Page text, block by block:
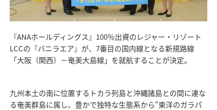
『ANAホールディングス』100％出資のレジャー・リゾート
LCCの『バニラエア』が、7番目の国内線となる新規路線
「大阪（関西）－奄美大島線」を就航することが決定。
九州本土の南に位置するトカラ列島と沖縄諸島との間に連な
る奄美群島に属し、豊かで独特な生態系から“東洋のガラパ